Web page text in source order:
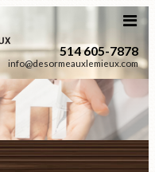
514 605-7878
info@desormeauxlemieux.com